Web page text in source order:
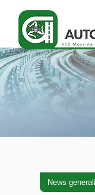
News generali